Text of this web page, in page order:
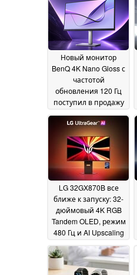
Новый монитор
BenQ 4K Nano Gloss с
частотой
обновления 120 Гц
поступил в продажу
в США10 June 2026
LG 32GX870B все
ближе к запуску: 32-
дюймовый 4K RGB
Tandem OLED, режим
480 Гц и AI Upscaling
05 June 2026